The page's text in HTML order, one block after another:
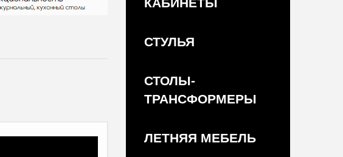
СТУЛЬЯ
СТОЛЫ-
ТРАНСФОРМЕРЫ
ЛЕТНЯЯ МЕБЕЛЬ